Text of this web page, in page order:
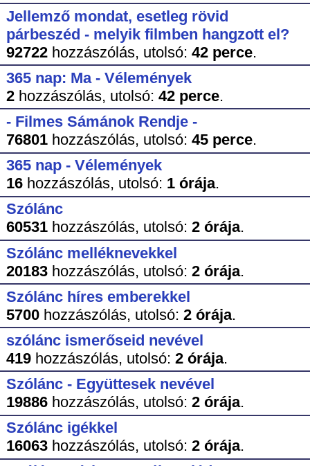
Jellemző mondat, esetleg rövid
párbeszéd - melyik filmben hangzott el?
92722hozzászólás, utolsó: 42 perce.
365 nap: Ma - Vélemények
2hozzászólás, utolsó: 42 perce.
- Filmes Sámánok Rendje -
76801hozzászólás, utolsó: 45 perce.
365 nap - Vélemények
16hozzászólás, utolsó: 1 órája.
Szólánc
60531hozzászólás, utolsó: 2 órája.
Szólánc melléknevekkel
20183hozzászólás, utolsó: 2 órája.
Szólánc híres emberekkel
5700hozzászólás, utolsó: 2 órája.
szólánc ismerőseid nevével
419hozzászólás, utolsó: 2 órája.
Szólánc - Együttesek nevével
19886hozzászólás, utolsó: 2 órája.
Szólánc igékkel
16063hozzászólás, utolsó: 2 órája.